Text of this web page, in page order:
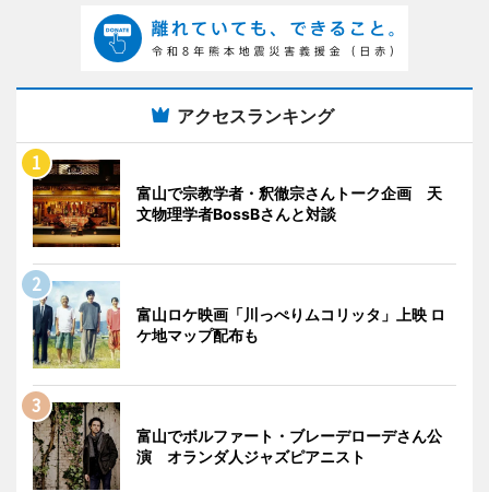
アクセスランキング
富山で宗教学者・釈徹宗さんトーク企画 天
文物理学者BossBさんと対談
富山ロケ映画「川っぺりムコリッタ」上映 ロ
ケ地マップ配布も
富山でボルファート・ブレーデローデさん公
演 オランダ人ジャズピアニスト